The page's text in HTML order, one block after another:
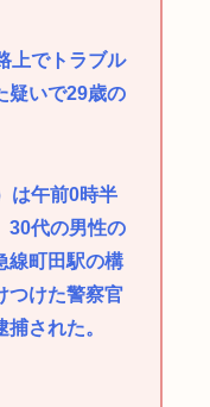
上でトラブル
疑いで29歳の
は午前0時半
30代の男性の
線町田駅の構
つけた警察官
された。